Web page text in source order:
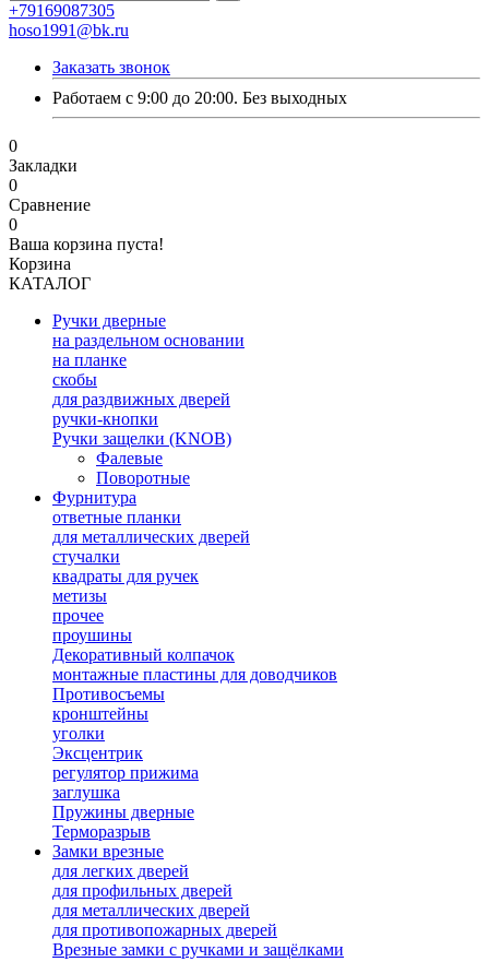
+79169087305
hoso1991@bk.ru
Заказать звонок
Работаем с 9:00 до 20:00. Без выходных
0
Закладки
0
Сравнение
0
Ваша корзина пуста!
Корзина
КАТАЛОГ
Ручки дверные
на раздельном основании
на планке
скобы
для раздвижных дверей
ручки-кнопки
Ручки защелки (KNOB)
Фалевые
Поворотные
Фурнитура
ответные планки
для металлических дверей
стучалки
квадраты для ручек
метизы
прочее
проушины
Декоративный колпачок
монтажные пластины для доводчиков
Противосъемы
кронштейны
уголки
Эксцентрик
регулятор прижима
заглушка
Пружины дверные
Терморазрыв
Замки врезные
для легких дверей
для профильных дверей
для металлических дверей
для противопожарных дверей
Врезные замки с ручками и защёлками